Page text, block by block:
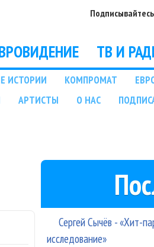
ТВ И
ИСТОРИИ КОМПРОМАТ
АРТИСТЫ О НАС
Сергей Сычёв - «Хит-
исследование»